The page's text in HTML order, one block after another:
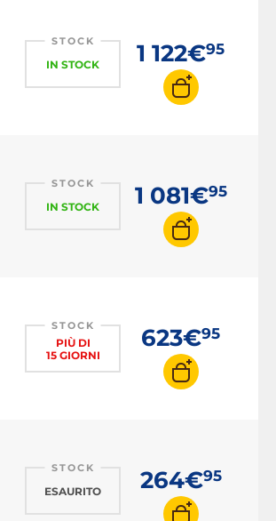
STOCK
IN STOCK 1 122€95
STOCK
IN STOCK 1 081€95
STOCK
PIÙ DI
15 GIORNI
623€95
STOCK
ESAURITO 264€95